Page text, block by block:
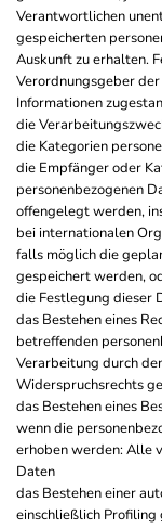
Verantwortlichen
gespeicherten
Auskunft zu erhalten.
Verordnungsgeber
Informationen
die
die Kategorien
die Empfänger oder
personenbezogenen
offengelegt werden,
bei internationalen
falls möglich die
gespeichert werden,
die Festlegung dieser
das Bestehen eines
betreffenden
Verarbeitung durch
Widerspruchsrechts
das Bestehen eines
wenn die
erhoben werden: Alle
Daten
das Bestehen einer
einschließlich